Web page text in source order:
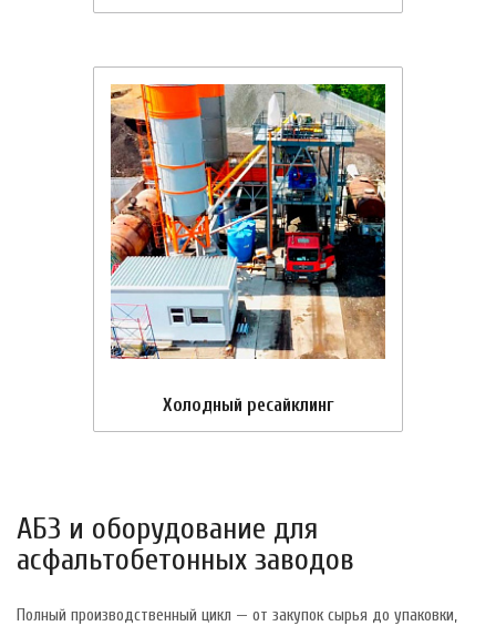
Холодный ресайклинг
АБЗ и оборудование для
асфальтобетонных заводов
Полный производственный цикл — от закупок сырья до упаковки,